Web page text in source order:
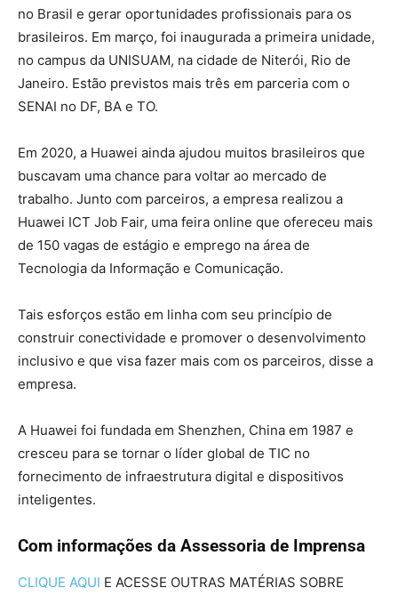
no Brasil e gerar oportunidades profissionais para os
brasileiros. Em março, foi inaugurada a primeira unidade,
no campus da UNISUAM, na cidade de Niterói, Rio de
Janeiro. Estão previstos mais três em parceria com o
SENAI no DF, BA e TO.
Em 2020, a Huawei ainda ajudou muitos brasileiros que
buscavam uma chance para voltar ao mercado de
trabalho. Junto com parceiros, a empresa realizou a
Huawei ICT Job Fair, uma feira online que ofereceu mais
de 150 vagas de estágio e emprego na área de
Tecnologia da Informação e Comunicação.
Tais esforços estão em linha com seu princípio de
construir conectividade e promover o desenvolvimento
inclusivo e que visa fazer mais com os parceiros, disse a
empresa.
A Huawei foi fundada em Shenzhen, China em 1987 e
cresceu para se tornar o líder global de TIC no
fornecimento de infraestrutura digital e dispositivos
inteligentes.
Com informações da Assessoria de Imprensa
CLIQUE AQUI E ACESSE OUTRAS MATÉRIAS SOBRE